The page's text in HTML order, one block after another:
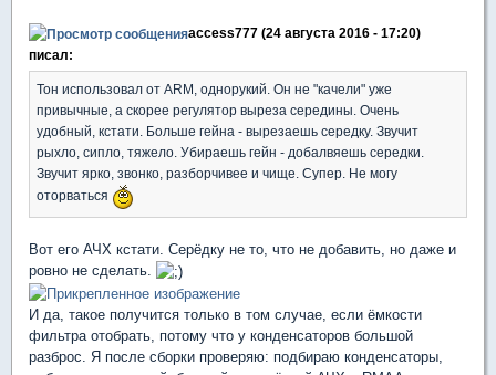
access777 (24 августа 2016 - 17:20)
писал:
Тон использовал от ARM, однорукий. Он не "качели" уже
привычные, а скорее регулятор выреза середины. Очень
удобный, кстати. Больше гейна - вырезаешь середку. Звучит
рыхло, сипло, тяжело. Убираешь гейн - добалвяешь середки.
Звучит ярко, звонко, разборчивее и чище. Супер. Не могу
оторваться
Вот его АЧХ кстати. Серёдку не то, что не добавить, но даже и
ровно не сделать.
И да, такое получится только в том случае, если ёмкости
фильтра отобрать, потому что у конденсаторов большой
разброс. Я после сборки проверяю: подбираю конденсаторы,